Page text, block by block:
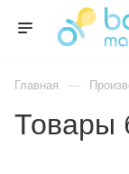
Главная —
Товары